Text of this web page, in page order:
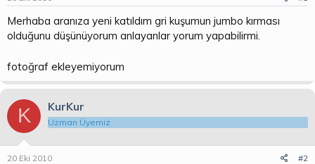
ş
l
t
n
t
a
i
i
Merhaba aranıza yeni katıldım gri kuşumun jumbo kırması
olduğunu düşünüyorum anlayanlar yorum yapabilirmi.
fotoğraf ekleyemiyorum
K KurKur
Uzman Üyemiz
20 Eki 2010 #2